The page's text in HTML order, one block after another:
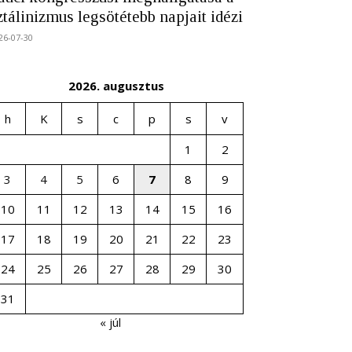
legsötétebb napjait idézi
07-30
2026. augusztus
h K s c p s
v
1
2
3
4 5 6 7 8
9
10
11 12 13 14 15
16
17
18 19 20 21 22
23
24
25 26 27 28 29
30
31
« júl